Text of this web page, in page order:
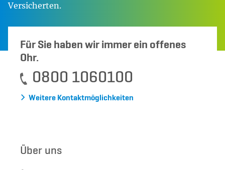
Versicherten.
Für Sie haben wir immer ein offenes
Ohr.
0800 1060100
Weitere Kontaktmöglichkeiten
Über uns